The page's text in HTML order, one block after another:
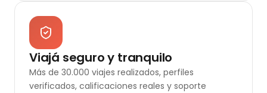
Viajá seguro y tranquilo
Más de 30.000 viajes realizados, perfiles
verificados, calificaciones reales y soporte